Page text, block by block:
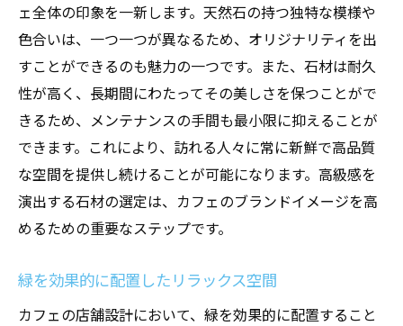
ェ全体の印象を一新します。天然石の持つ独特な模様や
色合いは、一つ一つが異なるため、オリジナリティを出
すことができるのも魅力の一つです。また、石材は耐久
性が高く、長期間にわたってその美しさを保つことがで
きるため、メンテナンスの手間も最小限に抑えることが
できます。これにより、訪れる人々に常に新鮮で高品質
な空間を提供し続けることが可能になります。高級感を
演出する石材の選定は、カフェのブランドイメージを高
めるための重要なステップです。
緑を効果的に配置したリラックス空間
カフェの店舗設計において、緑を効果的に配置すること